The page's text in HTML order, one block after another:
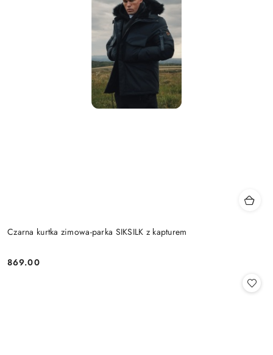
Czarna kurtka zimowa-parka SIKSILK z kapturem
Cena:
869.00